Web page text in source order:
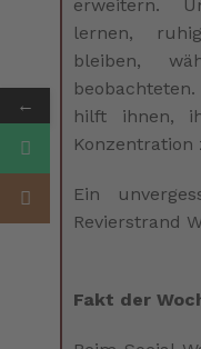
erweitern.
lernen,
bleiben,
hilft ihnen,
Konzentration
Ein
Revierstrand
Fakt der
←